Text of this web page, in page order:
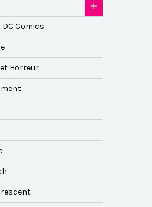
Comics
Horreur